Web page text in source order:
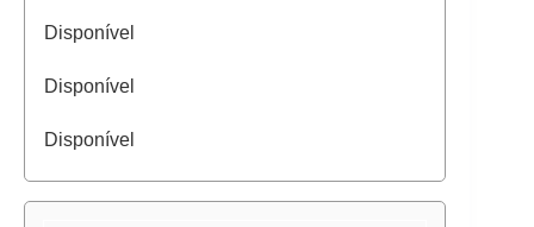
Disponível
Disponível
Disponível